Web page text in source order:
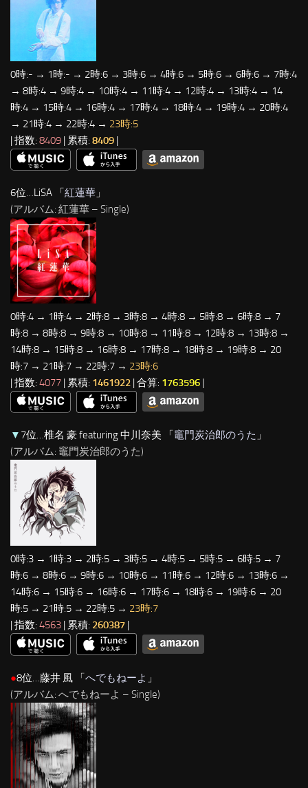
0時:- → 1時:- → 2時:6 → 3時:6 → 4時:6 → 5時:6 → 6時:6 → 7時:4
→ 8時:4 → 9時:4 → 10時:4 → 11時:4 → 12時:4 → 13時:4 → 14
時:4 → 15時:4 → 16時:4 → 17時:4 → 18時:4 → 19時:4 → 20時:4
→ 21時:4 → 22時:4 → 23時:5
| 指数: 8409 | 累積: 8409 |
6位…LiSA 「紅蓮華 」
(アルバム: 紅蓮華 – Single)
0時:4 → 1時:4 → 2時:8 → 3時:8 → 4時:8 → 5時:8 → 6時:8 → 7
時:8 → 8時:8 → 9時:8 → 10時:8 → 11時:8 → 12時:8 → 13時:8 →
14時:8 → 15時:8 → 16時:8 → 17時:8 → 18時:8 → 19時:8 → 20
時:7 → 21時:7 → 22時:7 → 23時:6
| 指数: 4077 | 累積: 1461922 | 合算: 1763596 |
▼ 7位…椎名 豪 featuring 中川奈美 「 竈門炭治郎のうた 」
(アルバム: 竈門炭治郎のうた)
0時:3 → 1時:3 → 2時:5 → 3時:5 → 4時:5 → 5時:5 → 6時:5 → 7
時:6 → 8時:6 → 9時:6 → 10時:6 → 11時:6 → 12時:6 → 13時:6 →
14時:6 → 15時:6 → 16時:6 → 17時:6 → 18時:6 → 19時:6 → 20
時:5 → 21時:5 → 22時:5 → 23時:7
| 指数: 4563 | 累積: 260387
●8位…藤井 風 「へでもねーよ 」
(アルバム: へでもねーよ – Single)